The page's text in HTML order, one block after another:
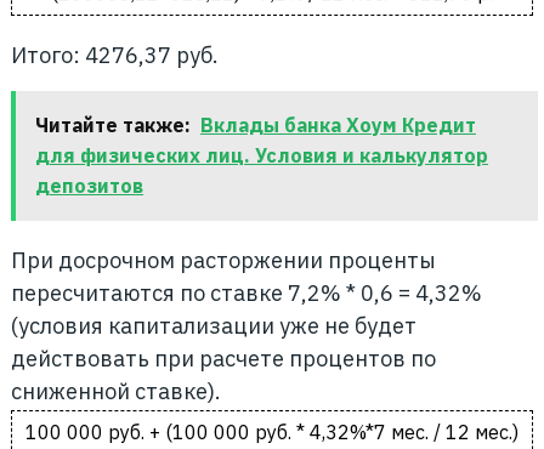
Итого: 4276,37 руб.
Читайте также: Вклады банка Хоум Кредит
для физических лиц. Условия и калькулятор
депозитов
При досрочном расторжении проценты
пересчитаются по ставке 7,2% * 0,6 = 4,32%
(условия капитализации уже не будет
действовать при расчете процентов по
сниженной ставке).
100 000 руб. + (100 000 руб. * 4,32%*7 мес. / 12 мес.)